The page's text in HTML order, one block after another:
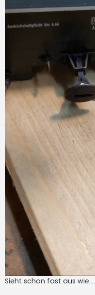
Sieht schon fast aus wie....